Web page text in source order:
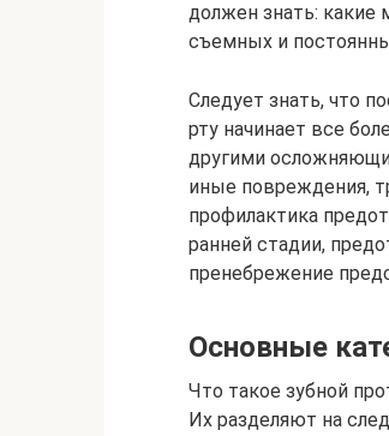
должен знать: какие
съемных и
Следует знать, что
рту начинает все
другими
иные повреждения,
профилактика
ранней стадии,
пренебрежение
Основные
Что такое зубной
Их разделяют на